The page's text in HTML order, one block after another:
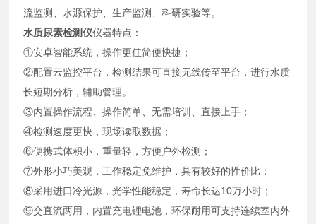
流监测、水源保护、生产监测、科研实验等。
水质尿素检测仪仪器特点：
①安卓智能系统，操作更佳简便快捷；
②配置云监控平台，检测结果可直接无线传至平台，进行水质
长短期分析，辅助管理。
③内置操作流程、操作简单、无需培训、直接上手；
④检测速度更快，现场读取数据；
⑥便携式体积小，重量轻，方便户外检测；
⑦外形小巧美观，工作稳定免维护，具有较好的性价比；
⑧采用进口冷光源，光学性能稳定，寿命长达10万小时；
⑨交直流两用，内置充电锂电池，环保耐用可支持连续室内外